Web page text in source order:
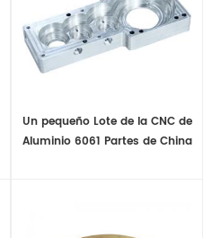
Un pequeño Lote de la CNC de
Aluminio 6061 Partes de China